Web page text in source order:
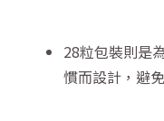
28粒包裝則是
慣而設計，避